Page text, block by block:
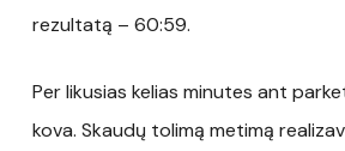
rezultatą – 60:59.
Per likusias kelias minutes ant
kova. Skaudų tolimą metimą